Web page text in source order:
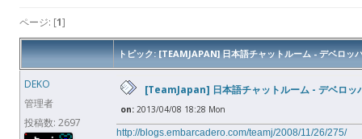
ページ: [1]
トピック: [TEAMJAPAN] 日本語チャットルーム - デベロッ
DEKO
管理者
投稿数: 2697
[TeamJapan] 日本語チャットルーム - デベロッ
on: 2013/04/08 18:28 Mon
http://blogs.embarcadero.com/teamj/2008/11/26/275/